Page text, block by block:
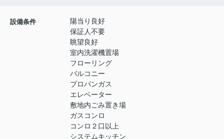
設備条件
陽当り良好
保証人不要
眺望良好
室内洗濯機置場
フローリング
バルコニー
プロパンガス
エレベーター
敷地内ごみ置き場
ガスコンロ
コンロ２口以上
システムキッチン